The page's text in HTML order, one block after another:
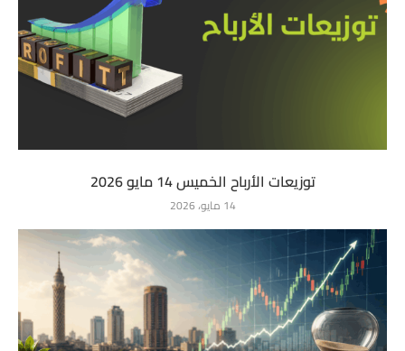
توزيعات الأرباح الخميس 14 مايو 2026
14 مايو، 2026